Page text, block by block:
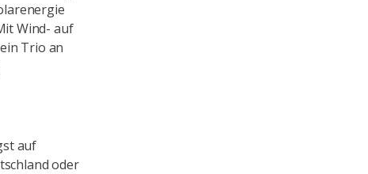
Wind- auf
Trio an
auf
oder